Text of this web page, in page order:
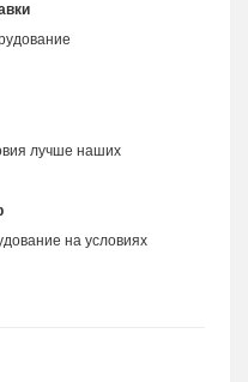
лучше наших
на условиях